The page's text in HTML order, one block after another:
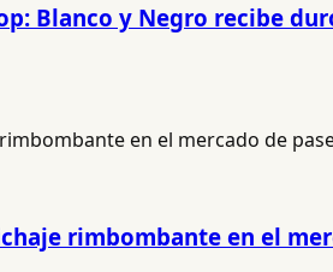
Blanco y Negro recibe
rimbombante en el